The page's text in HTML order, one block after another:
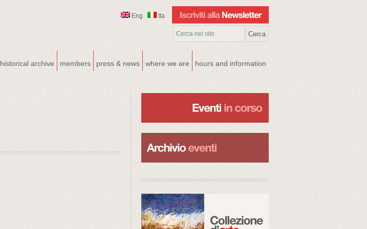
Eng Ita
historical archive members press & news where we are hours and information